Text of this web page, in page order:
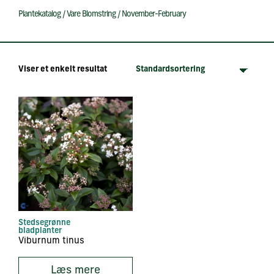
Plantekatalog/Vare Blomstring/ November-February
Viser et enkelt resultat
Stedsegrønne
bladplanter
Viburnum tinus
Læs mere